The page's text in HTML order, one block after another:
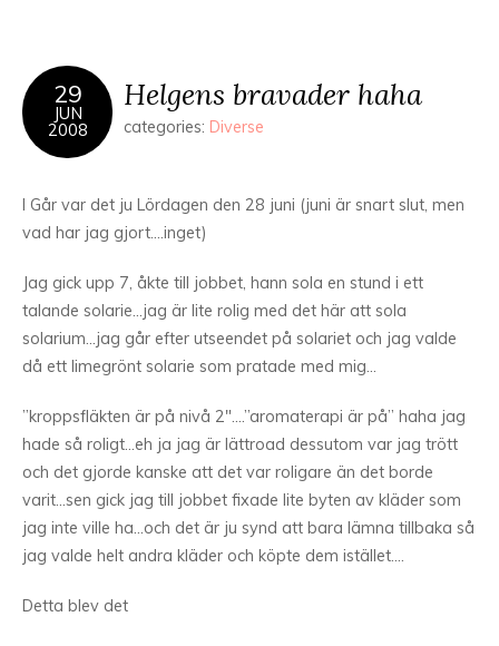
29
JUN
2008
Helgens bravader haha
categories: Diverse
I Går var det ju Lördagen den 28 juni (juni är snart slut, men
vad har jag gjort….inget)
Jag gick upp 7, åkte till jobbet, hann sola en stund i ett
talande solarie…jag är lite rolig med det här att sola
solarium…jag går efter utseendet på solariet och jag valde
då ett limegrönt solarie som pratade med mig…
”kroppsfläkten är på nivå 2″….”aromaterapi är på” haha jag
hade så roligt…eh ja jag är lättroad dessutom var jag trött
och det gjorde kanske att det var roligare än det borde
varit…sen gick jag till jobbet fixade lite byten av kläder som
jag inte ville ha…och det är ju synd att bara lämna tillbaka så
jag valde helt andra kläder och köpte dem istället….
Detta blev det